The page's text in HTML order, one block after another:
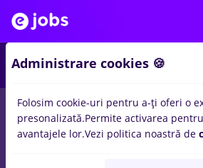
Salarii Full time Part time
Administrare cookies 🍪
Folosim cookie-uri pentru a-ți oferi o
presonalizată.Permite activarea
avantajele lor.Vezi politica noastră de